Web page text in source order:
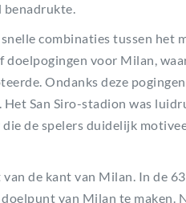
benadrukte.
combinaties tussen het
voor Milan,
Ondanks deze
San Siro-stadion was
de spelers duidelijk
de kant van Milan. In de
van Milan te maken.